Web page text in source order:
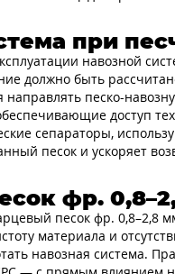
при
навозной
должно быть
песко-
доступ
сепараторы,
песок и ускоряет
фр.
песок фр. 0,8–2,8
материала и
навозная система.